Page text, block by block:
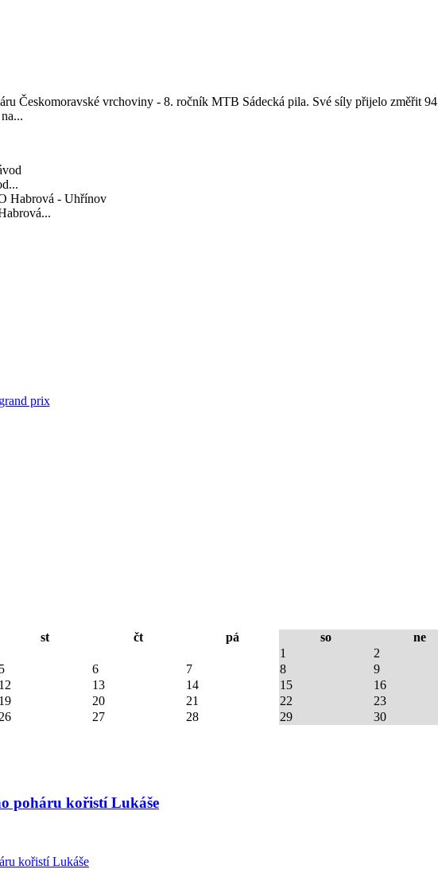
Českomoravské vrchoviny - 8. ročník MTB Sádecká pila. Své síly přijelo změřit 94
st čt pá so
ne
1
2
5 6 7 8
9
12 13 14 15
16
19 20 21 22
23
26 27 28 29
30
poháru kořistí Lukáše